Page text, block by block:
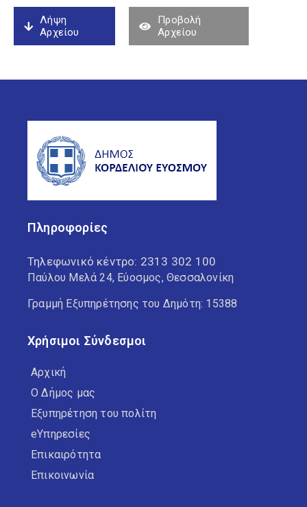
Λήψη
Αρχείου
Προβολή
Αρχείου
Πληροφορίες
Τηλεφωνικό κέντρο: 2313 302 100
Παύλου Μελά 24, Εύοσμος, Θεσσαλονίκη
Γραμμή Εξυπηρέτησης του Δημότη: 15388
Χρήσιμοι Σύνδεσμοι
Αρχική
Ο Δήμος μας
Εξυπηρέτηση του πολίτη
eΥπηρεσίες
Επικαιρότητα
Επικοινωνία